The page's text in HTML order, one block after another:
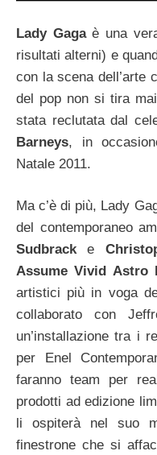
Lady Gagaè una
risultati alterni) e
con la scena dell’arte
del pop non si tira
stata reclutata dal
Barneys, in
Natale 2011.
Ma c’è di più, Lady
del contemporaneo
Sudbracke
Assume Vivid Astro
artistici più in voga
collaborato con
un’installazione tra i
per Enel
faranno team per
prodotti ad edizione
li ospiterà nel suo
finestrone che si